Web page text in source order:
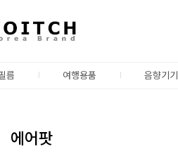
름 여행용품 음향기기
에어팟